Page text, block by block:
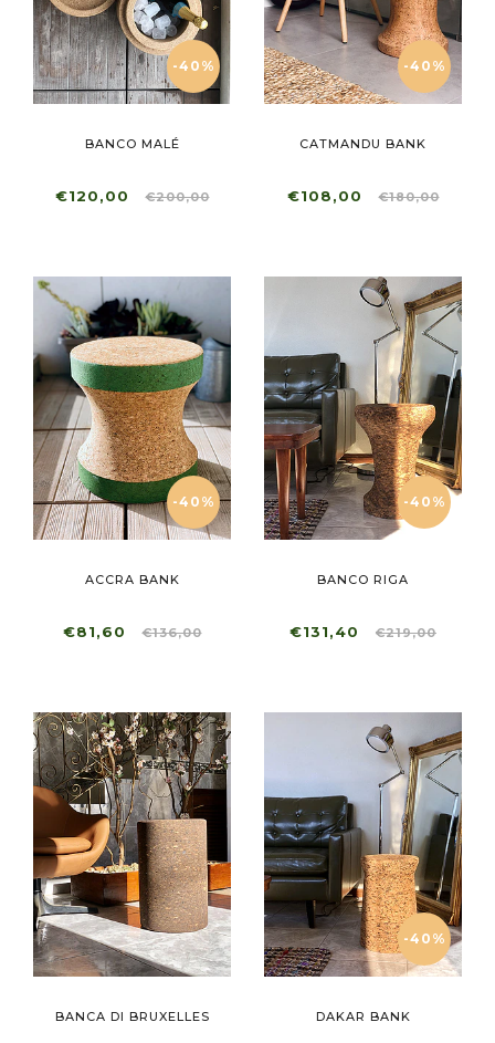
-40%
BANCO MALÉ
€120,00 €200,00
-40%
CATMANDU BANK
€108,00 €180,00
-40%
ACCRA BANK
€81,60 €136,00
-40%
BANCO RIGA
€131,40 €219,00
BANCA DI BRUXELLES
-40%
DAKAR BANK